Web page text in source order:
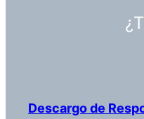
Descargo de